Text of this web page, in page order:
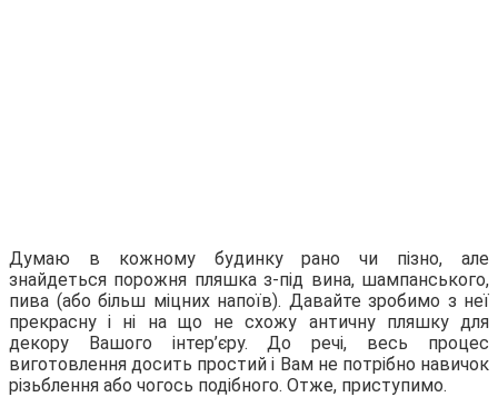
Думаю в кожному будинку рано чи пізно, але
знайдеться порожня пляшка з-під вина, шампанського,
пива (або більш міцних напоїв). Давайте зробимо з неї
прекрасну і ні на що не схожу античну пляшку для
декору Вашого інтер’єру. До речі, весь процес
виготовлення досить простий і Вам не потрібно навичок
різьблення або чогось подібного. Отже, приступимо.